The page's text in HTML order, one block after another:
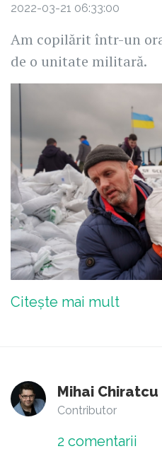
2022-03-21 06:33:00
Am copilărit într-un
de o unitate militară.
Citește mai mult
Mihai Chiratcu
Contributor
2 comentarii